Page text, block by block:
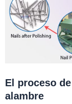
El proceso
alambre